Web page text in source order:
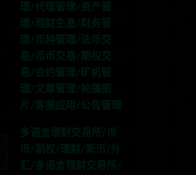
理/代理管理/资产管
理/理财生息/财务管
理/币种管理/法币交
易/币币交易/期权交
易/合约管理/矿机管
理/文章管理/轮播图
片/客服应用/公告管理
多语言理财交易所/币
币/期权/理财/新币/外
汇/多语言理财交易所/